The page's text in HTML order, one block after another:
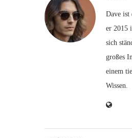
Dave ist
er 2015
sich
großes
einem
Wissen.